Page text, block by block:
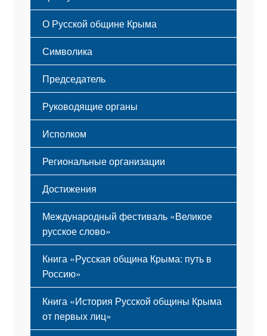
Русский Крым
О Русской общине Крыма
Этапы становления
Принципы деятельности
Структура
Мероприятия
Символика
Флаг
Герб
Гимн
Председатель
Руководящие органы
Исполком
Региональные организации
Достижения
Международный фестиваль «Великое
русское слово»
Книга «Русская община Крыма: путь в
Россию»
Книга «История Русской общины Крыма
от первых лиц»